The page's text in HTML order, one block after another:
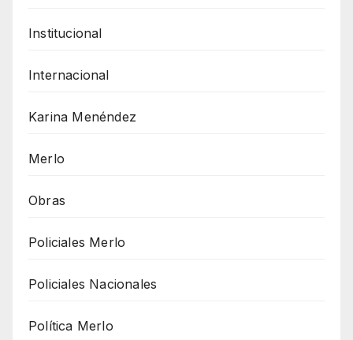
Institucional
Internacional
Karina Menéndez
Merlo
Obras
Policiales Merlo
Policiales Nacionales
Política Merlo